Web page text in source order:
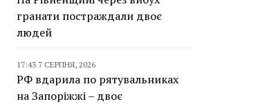
гранати постраждали двоє
людей
17:43 7 СЕРПНЯ, 2026
РФ вдарила по рятувальниках
на Запоріжжі – двоє